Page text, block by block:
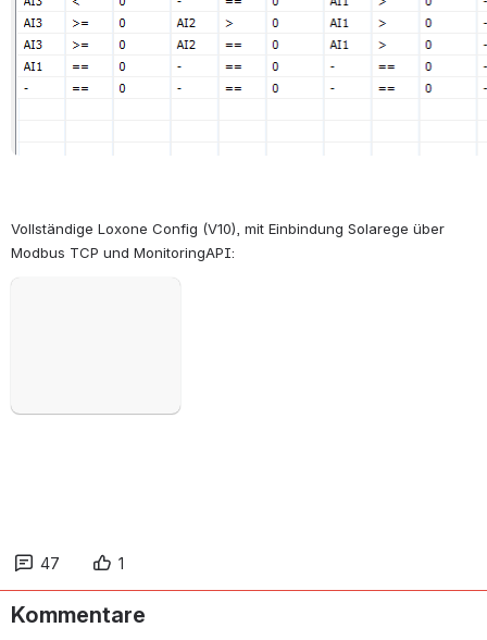
Vollständige Loxone Config (V10), mit Einbindung Solarege über
Modbus TCP und MonitoringAPI:
47 1
Kommentare